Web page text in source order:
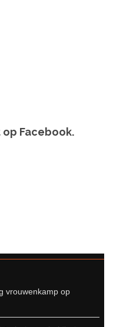
Facebook.
vrouwenkamp op